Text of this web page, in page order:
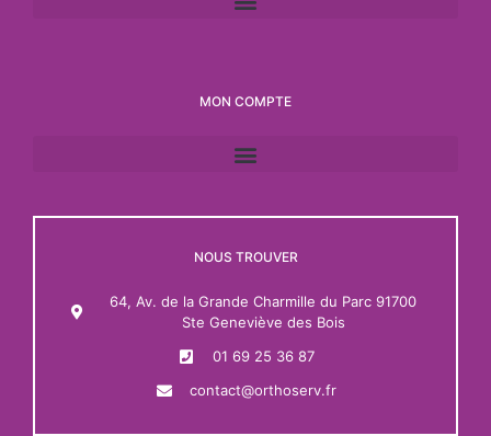
MON COMPTE
NOUS TROUVER
64, Av. de la Grande Charmille du Parc 91700
Ste Geneviève des Bois
01 69 25 36 87
contact@orthoserv.fr